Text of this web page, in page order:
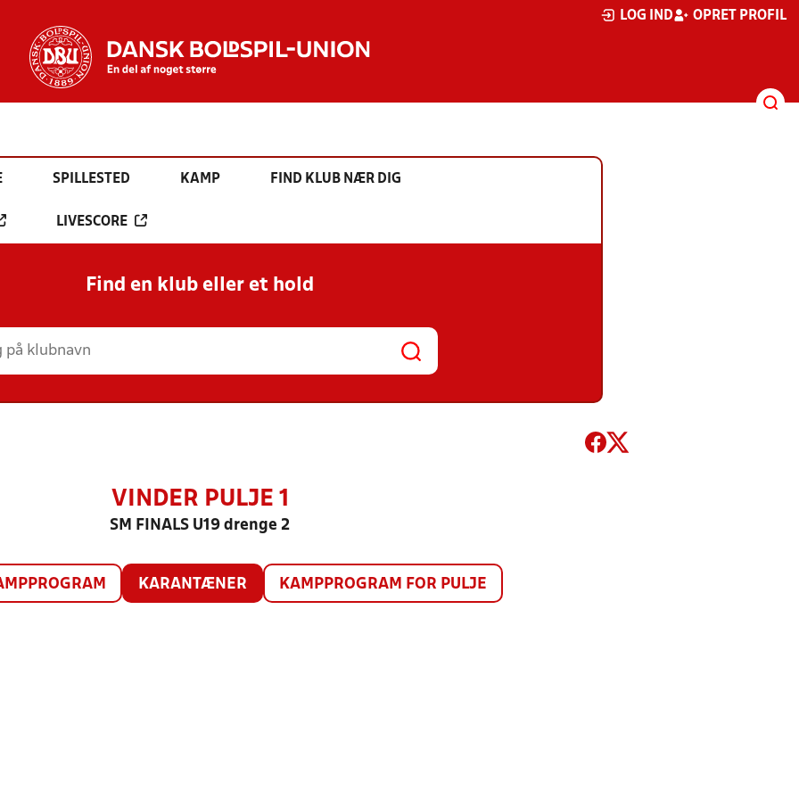
LOG IND OPRET PROFIL
SPILLESTED KAMP FIND KLUB NÆR DIG
LIVESCORE
Find en klub eller et hold
VINDER PULJE 1
SM FINALS U19 drenge 2
KARANTÆNER KAMPPROGRAM FOR PULJE